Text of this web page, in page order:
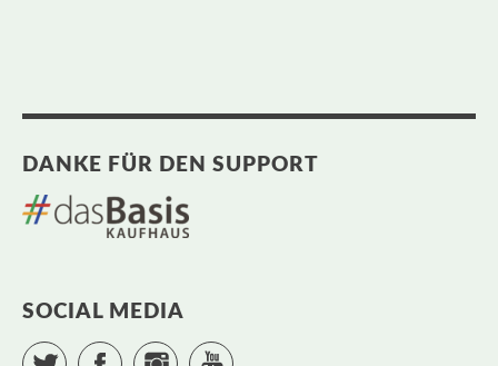
DANKE FÜR DEN SUPPORT
SOCIAL MEDIA
Twitter Facebook Instagram